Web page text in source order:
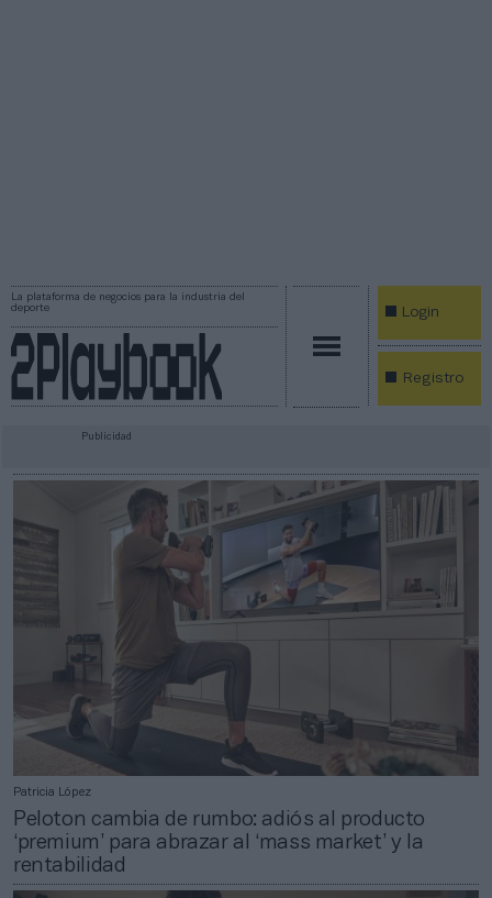
La plataforma de negocios para la industria del
deporte
Login
Registro
Publicidad
Patricia López
Peloton cambia de rumbo: adiós al producto
‘premium’ para abrazar al ‘mass market’ y la
rentabilidad